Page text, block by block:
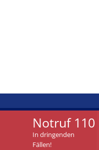
Notruf 110
In dringenden
Fällen!